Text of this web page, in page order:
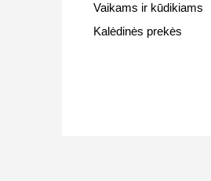
Vaikams ir kūdikiams
Kalėdinės prekės